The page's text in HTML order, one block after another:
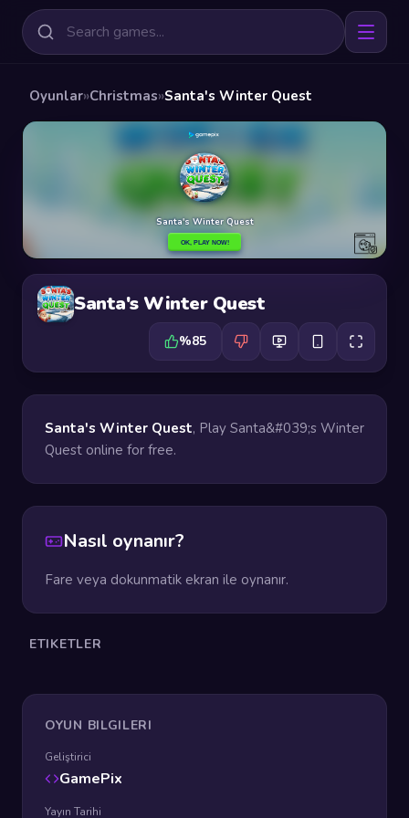
Oyunlar»Christmas»Santa's Winter Quest
Santa's Winter Quest
%85
Santa's Winter Quest, Play Santa&#039;s Winter
Quest online for free.
Nasıl oynanır?
Fare veya dokunmatik ekran ile oynanır.
ETIKETLER
OYUN BILGILERI
Geliştirici
GamePix
Yayın Tarihi